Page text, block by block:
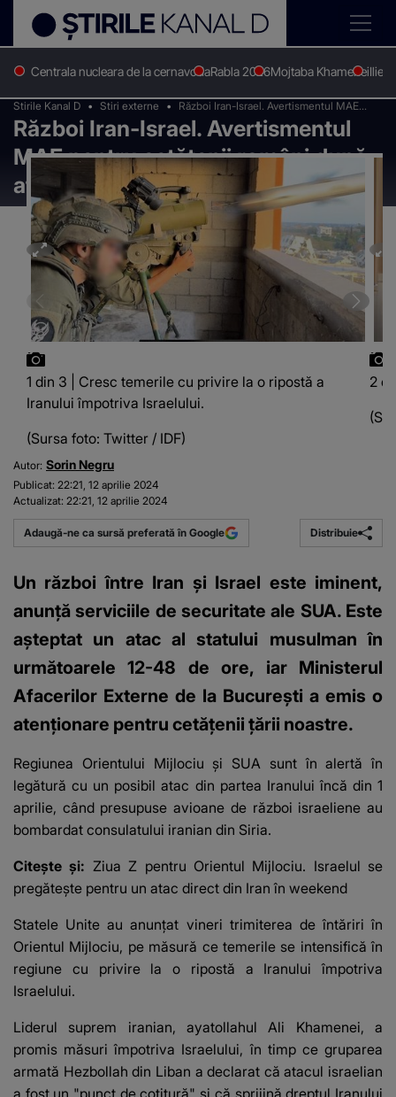
Centrala nucleara de la cernavodaRabla 2026Mojtaba KhameneiIlie
Stirile Kanal D Stiri externe
Război Iran-Israel. Avertismentul MAE
pentru cetățenii români după atacul cu
rachete de vineri seara
Război Iran-Israel. Avertismentul
MAE pentru cetățenii români după
atacul cu rachete de vineri seara
1 din 3 | Cresc temerile cu privire la o ripostă a
Iranului împotriva Israelului.
(Sursa foto: Twitter / IDF)
2
Autor: Sorin Negru
Publicat: 22:21, 12 aprilie 2024
Actualizat: 22:21, 12 aprilie 2024
Adaugă-ne ca sursă preferată în Google Distribuie
Un război între Iran și Israel este iminent,
anunță serviciile de securitate ale SUA. Este
așteptat un atac al statului musulman în
următoarele 12-48 de ore, iar Ministerul
Afacerilor Externe de la București a emis o
atenționare pentru cetățenii țării noastre.
Regiunea Orientului Mijlociu şi SUA sunt în alertă în
legătură cu un posibil atac din partea Iranului încă din 1
aprilie, când presupuse avioane de război israeliene au
bombardat consulatului iranian din Siria.
Citește și: Ziua Z pentru Orientul Mijlociu. Israelul se
pregătește pentru un atac direct din Iran în weekend
Statele Unite au anunţat vineri trimiterea de întăriri în
Orientul Mijlociu, pe măsură ce temerile se intensifică în
regiune cu privire la o ripostă a Iranului împotriva
Israelului.
Liderul suprem iranian, ayatollahul Ali Khamenei, a
promis măsuri împotriva Israelului, în timp ce gruparea
armată Hezbollah din Liban a declarat că atacul israelian
a fost un "punct de cotitură" şi că sprijină dreptul Iranului